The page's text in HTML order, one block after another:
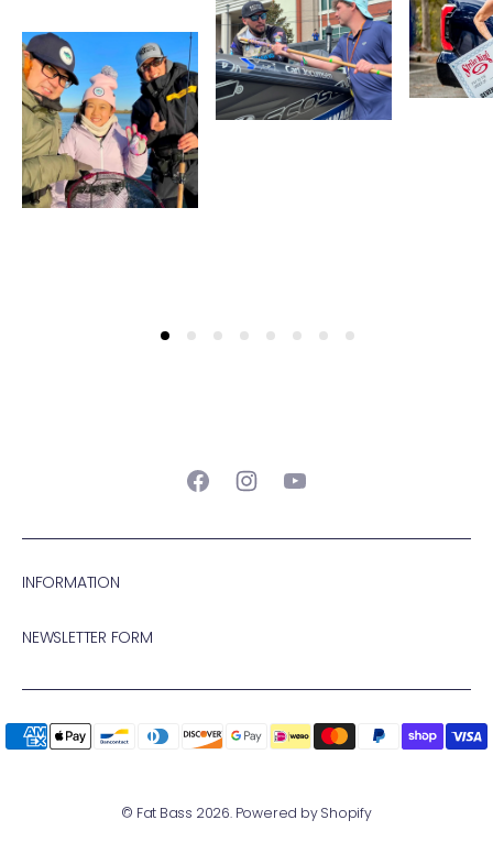
INFORMATION
NEWSLETTER FORM
© Fat Bass 2026. Powered by Shopify